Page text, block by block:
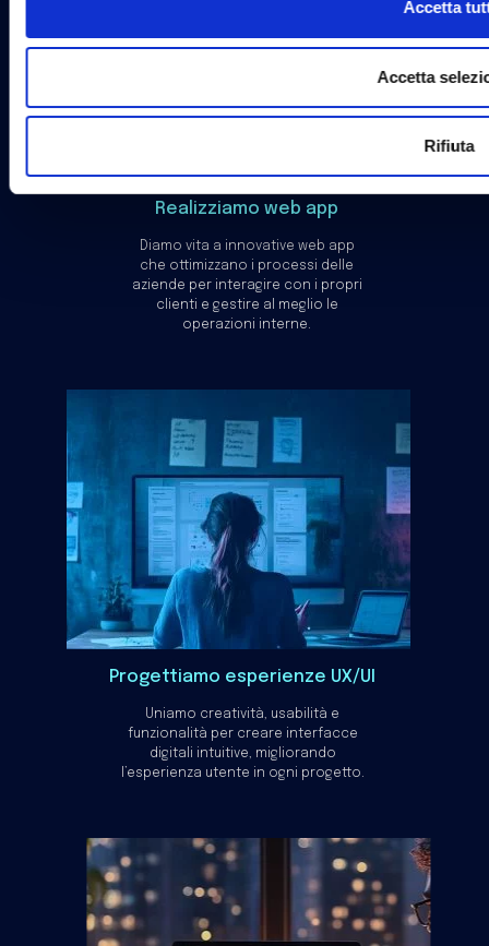
Realizziamo web app
Diamo vita a innovative web app
che ottimizzano i processi delle
aziende per interagire con i propri
clienti e gestire al meglio le
operazioni interne.
Progettiamo esperienze UX/UI
Uniamo creatività, usabilità e
funzionalità per creare interfacce
digitali intuitive, migliorando
l’esperienza utente in ogni progetto.